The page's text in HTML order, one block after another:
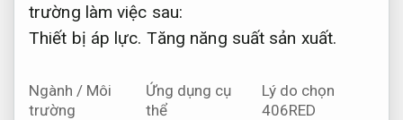
trường làm việc sau:
Thiết bị áp lực. Tăng năng suất sản xuất.
Ngành / Môi
trường
Ứng dụng cụ
thể
Lý do chọn
406RED